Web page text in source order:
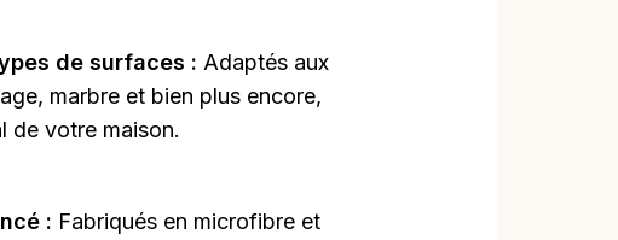
de surfaces : Adaptés aux
marbre et bien plus encore,
de votre maison.
: Fabriqués en microfibre et